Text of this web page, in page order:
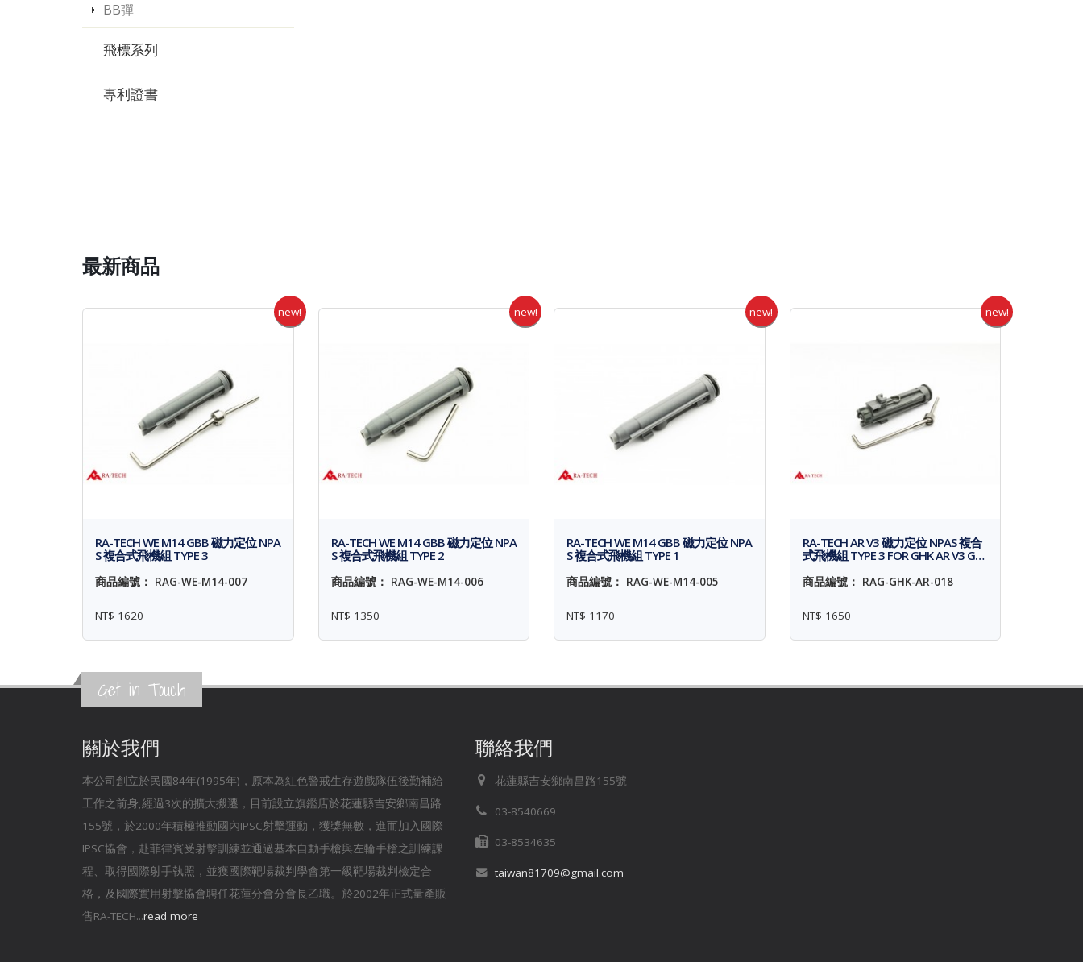
BB彈
飛標系列
專利證書
最新商品
new!
RA-TECH WE M14 GBB 磁力定位 NPA
S 複合式飛機組 TYPE 3
商品編號： RAG-WE-M14-007
NT$ 1620
new!
RA-TECH WE M14 GBB 磁力定位 NPA
S 複合式飛機組 TYPE 2
商品編號： RAG-WE-M14-006
NT$ 1350
new!
RA-TECH WE M14 GBB 磁力定位 NPA
S 複合式飛機組 TYPE 1
商品編號： RAG-WE-M14-005
NT$ 1170
new!
RA-TECH AR V3 磁力定位 NPAS 複合
式飛機組 TYPE 3 FOR GHK AR V3 G…
商品編號： RAG-GHK-AR-018
NT$ 1650
Get in Touch
關於我們
本公司創立於民國84年(1995年)，原本為紅色警戒生存遊戲隊伍後勤補給
工作之前身,經過3次的擴大搬遷，目前設立旗鑑店於花蓮縣吉安鄉南昌路
155號，於2000年積極推動國內IPSC射擊運動，獲獎無數，進而加入國際
IPSC協會，赴菲律賓受射擊訓練並通過基本自動手槍與左輪手槍之訓練課
程、取得國際射手執照，並獲國際靶場裁判學會第一級靶場裁判檢定合
格，及國際實用射擊協會聘任花蓮分會分會長乙職。於2002年正式量產販
售RA-TECH...read more
聯絡我們
花蓮縣吉安鄉南昌路155號
03-8540669
03-8534635
taiwan81709@gmail.com